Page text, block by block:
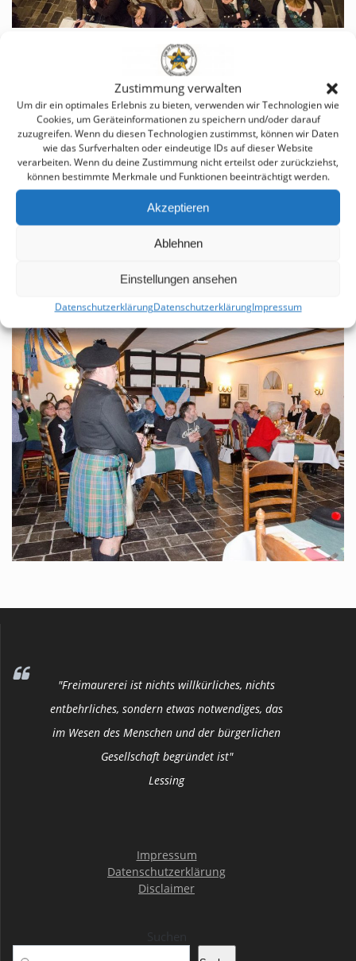
Zustimmung verwalten
Um dir ein optimales Erlebnis zu bieten, verwenden wir Technologien wie
Cookies, um Geräteinformationen zu speichern und/oder darauf
zuzugreifen. Wenn du diesen Technologien zustimmst, können wir Daten
wie das Surfverhalten oder eindeutige IDs auf dieser Website
verarbeiten. Wenn du deine Zustimmung nicht erteilst oder zurückziehst,
können bestimmte Merkmale und Funktionen beeinträchtigt werden.
Akzeptieren
Ablehnen
Einstellungen ansehen
DatenschutzerklärungDatenschutzerklärungImpressum
"Freimaurerei ist nichts willkürliches, nichts
entbehrliches, sondern etwas notwendiges, das
im Wesen des Menschen und der bürgerlichen
Gesellschaft begründet ist"
Lessing
Impressum
Datenschutzerklärung
Disclaimer
Suchen